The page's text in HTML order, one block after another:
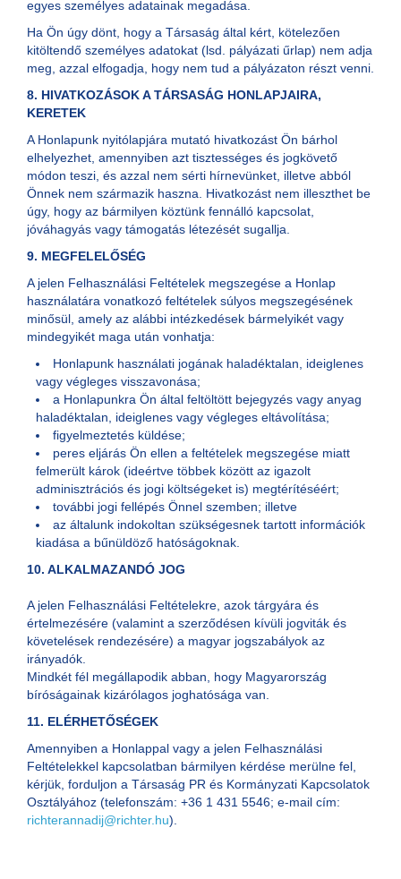
egyes személyes adatainak megadása.
Ha Ön úgy dönt, hogy a Társaság által kért, kötelezően
kitöltendő személyes adatokat (lsd. pályázati űrlap) nem adja
meg, azzal elfogadja, hogy nem tud a pályázaton részt venni.
8. HIVATKOZÁSOK A TÁRSASÁG HONLAPJAIRA,
KERETEK
A Honlapunk nyitólapjára mutató hivatkozást Ön bárhol
elhelyezhet, amennyiben azt tisztességes és jogkövető
módon teszi, és azzal nem sérti hírnevünket, illetve abból
Önnek nem származik haszna. Hivatkozást nem illeszthet be
úgy, hogy az bármilyen köztünk fennálló kapcsolat,
jóváhagyás vagy támogatás létezését sugallja.
9. MEGFELELŐSÉG
A jelen Felhasználási Feltételek megszegése a Honlap
használatára vonatkozó feltételek súlyos megszegésének
minősül, amely az alábbi intézkedések bármelyikét vagy
mindegyikét maga után vonhatja:
Honlapunk használati jogának haladéktalan, ideiglenes
vagy végleges visszavonása;
a Honlapunkra Ön által feltöltött bejegyzés vagy anyag
haladéktalan, ideiglenes vagy végleges eltávolítása;
figyelmeztetés küldése;
peres eljárás Ön ellen a feltételek megszegése miatt
felmerült károk (ideértve többek között az igazolt
adminisztrációs és jogi költségeket is) megtérítéséért;
további jogi fellépés Önnel szemben; illetve
az általunk indokoltan szükségesnek tartott információk
kiadása a bűnüldöző hatóságoknak.
10. ALKALMAZANDÓ JOG
A jelen Felhasználási Feltételekre, azok tárgyára és
értelmezésére (valamint a szerződésen kívüli jogviták és
követelések rendezésére) a magyar jogszabályok az
irányadók.
Mindkét fél megállapodik abban, hogy Magyarország
bíróságainak kizárólagos joghatósága van.
11. ELÉRHETŐSÉGEK
Amennyiben a Honlappal vagy a jelen Felhasználási
Feltételekkel kapcsolatban bármilyen kérdése merülne fel,
kérjük, forduljon a Társaság PR és Kormányzati Kapcsolatok
Osztályához (telefonszám: +36 1 431 5546; e-mail cím:
richterannadij@richter.hu).